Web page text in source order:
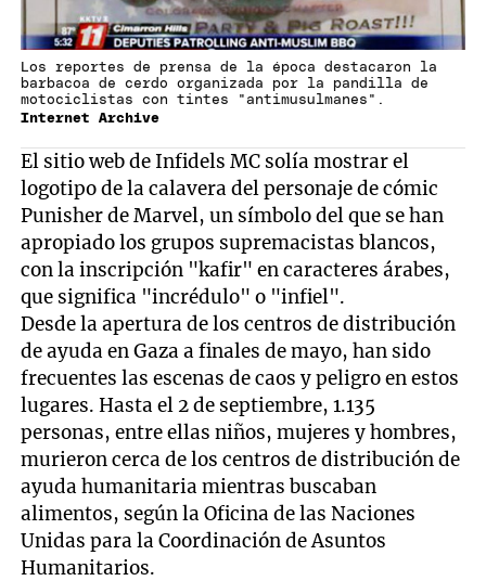
Internet Archive
Los reportes de prensa de la época destacaron la
barbacoa de cerdo organizada por la pandilla de
motociclistas con tintes "antimusulmanes".
El sitio web de Infidels MC solía mostrar el
logotipo de la calavera del personaje de cómic
Punisher de Marvel, un símbolo del que se han
apropiado los grupos supremacistas blancos,
con la inscripción "kafir" en caracteres árabes,
que significa "incrédulo" o "infiel".
Desde la apertura de los centros de distribución
de ayuda en Gaza a finales de mayo, han sido
frecuentes las escenas de caos y peligro en estos
lugares. Hasta el 2 de septiembre, 1.135
personas, entre ellas niños, mujeres y hombres,
murieron cerca de los centros de distribución de
ayuda humanitaria mientras buscaban
alimentos, según la Oficina de las Naciones
Unidas para la Coordinación de Asuntos
Humanitarios.